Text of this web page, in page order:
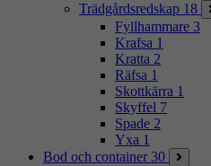
Trädgårdsredskap 18
Fyllhammare 3
Krafsa 1
Kratta 2
Räfsa 1
Skottkärra 1
Skyffel 7
Spade 2
Yxa 1
Bod och container 30